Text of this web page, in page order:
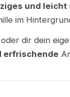
und leicht
im
dir dein
erfrischende